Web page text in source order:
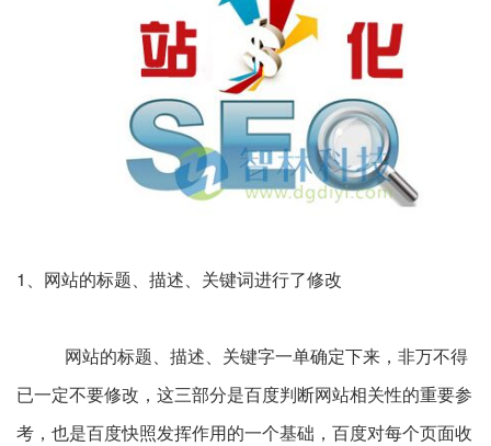
1、网站的标题、描述、关键词进行了修改
网站的标题、描述、关键字一单确定下来，非万不得
已一定不要修改，这三部分是百度判断网站相关性的重要参
考，也是百度快照发挥作用的一个基础，百度对每个页面收